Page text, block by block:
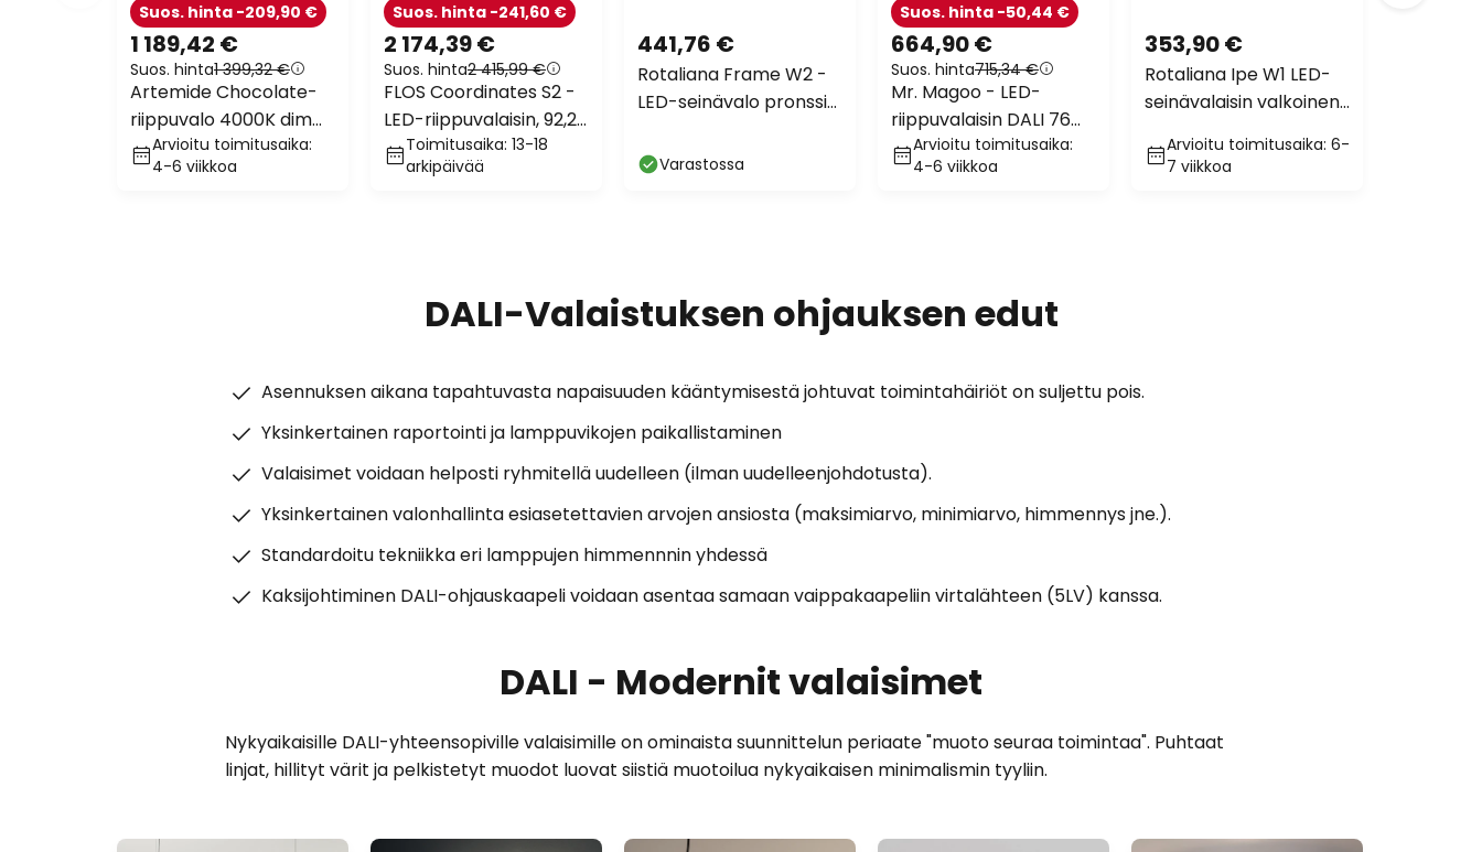
1 189,42 €
Suos. hinta1 399,32 €
Suos. hinta -209,90 €
Artemide Chocolate-
riippuvalo 4000K dim
DALI mokka
Arvioitu toimitusaika:
4-6 viikkoa
2 174,39 €
Suos. hinta2 415,99 €
Suos. hinta -241,60 €
FLOS Coordinates S2 -
LED-riippuvalaisin, 92,2
cmToimitusaika: 13-18
arkipäivää
441,76 €
Rotaliana Frame W2 -
LED-seinävalo pronssi
Varastossa
664,90 €
Suos. hinta715,34 €
Suos. hinta -50,44 €
Mr. Magoo - LED-
riippuvalaisin DALI 76
cmArvioitu toimitusaika:
4-6 viikkoa
353,90 €
Rotaliana Ipe W1 LED-
seinävalaisin valkoinen
Arvioitu toimitusaika: 6-
7 viikkoa
DALI-Valaistuksen ohjauksen edut
Asennuksen aikana tapahtuvasta napaisuuden kääntymisestä johtuvat toimintahäiriöt on suljettu pois.
Yksinkertainen raportointi ja lamppuvikojen paikallistaminen
Valaisimet voidaan helposti ryhmitellä uudelleen (ilman uudelleenjohdotusta).
Yksinkertainen valonhallinta esiasetettavien arvojen ansiosta (maksimiarvo, minimiarvo, himmennys jne.).
Standardoitu tekniikka eri lamppujen himmennnin yhdessä
Kaksijohtiminen DALI-ohjauskaapeli voidaan asentaa samaan vaippakaapeliin virtalähteen (5LV) kanssa.
DALI - Modernit valaisimet
Nykyaikaisille DALI-yhteensopiville valaisimille on ominaista suunnittelun periaate "muoto seuraa toimintaa". Puhtaat
linjat, hillityt värit ja pelkistetyt muodot luovat siistiä muotoilua nykyaikaisen minimalismin tyyliin.